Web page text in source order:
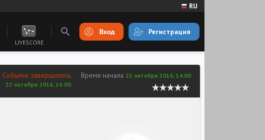
RU
LIVESCORE
Вход Регистрация
Время начала 22 октября 2016, 14:00
Событие завершилось
22 октября 2016, 16:00